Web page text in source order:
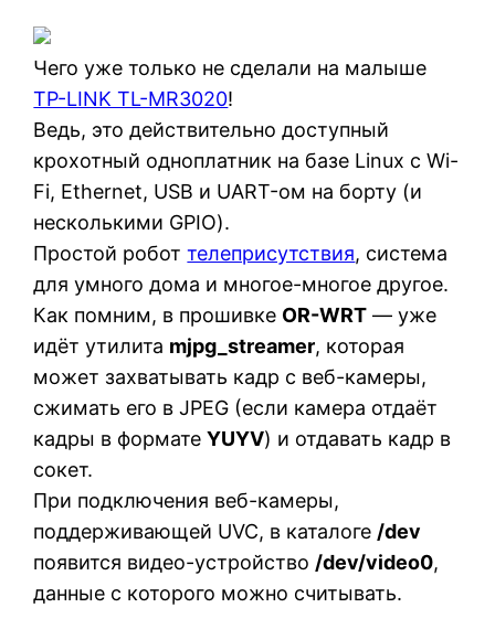
Чего уже только не сделали на малыше
TP-LINK TL-MR3020!
Ведь, это действительно доступный
крохотный одноплатник на базе Linux с Wi-
Fi, Ethernet, USB и UART-ом на борту (и
несколькими GPIO).
Простой роботтелеприсутствия, система
для умного дома и многое-многое другое.
Как помним, в прошивке OR-WRT — уже
идёт утилита mjpg_streamer, которая
может захватывать кадр с веб-камеры,
сжимать его в JPEG (если камера отдаёт
кадры в форматеYUYV) и отдавать кадр в
сокет.
При подключения веб-камеры,
поддерживающей UVC, в каталоге/dev
появится видео-устройство/dev/video0,
данные с которого можно считывать.